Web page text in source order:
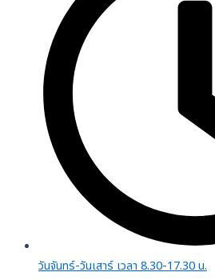
วันจันทร์-วันเสาร์ เวลา 8.30-17.30 น.